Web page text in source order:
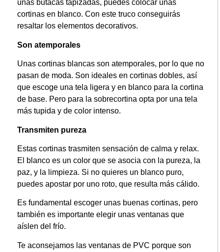
unas butacas tapizadas, puedes colocar unas
cortinas en blanco. Con este truco conseguirás
resaltar los elementos decorativos.
Son atemporales
Unas cortinas blancas son atemporales, por lo que no
pasan de moda. Son ideales en cortinas dobles, así
que escoge una tela ligera y en blanco para la cortina
de base. Pero para la sobrecortina opta por una tela
más tupida y de color intenso.
Transmiten pureza
Estas cortinas trasmiten sensación de calma y relax.
El blanco es un color que se asocia con la pureza, la
paz, y la limpieza. Si no quieres un blanco puro,
puedes apostar por uno roto, que resulta más cálido.
Es fundamental escoger unas buenas cortinas, pero
también es importante elegir unas ventanas que
aíslen del frío.
Te aconsejamos las ventanas de PVC porque son